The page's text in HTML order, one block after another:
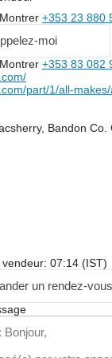
Montrer +353 23 880
moi
Montrer +353 83 082
part/1/all-
Bandon Co.
07:14 (IST)
un rendez-vous